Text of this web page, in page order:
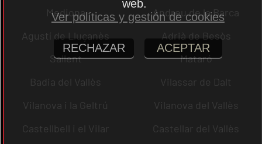
Mediona
Andreu de la Barca
Agustí de Lluçanès
Adrià de Besòs
Sallent
Mataró
Badia del Vallès
Vilassar de Dalt
Vilanova i la Geltrú
Vilanova del Vallès
Castellbell i el Vilar
Castellar del Vallès
web.
Ver políticas y gestión de cookies
RECHAZAR ACEPTAR